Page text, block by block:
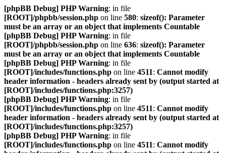
[phpBB Debug] PHP Warning: in file
[ROOT]/phpbb/session.php on line 580: sizeof(): Parameter
must be an array or an object that implements Countable
[phpBB Debug] PHP Warning: in file
[ROOT]/phpbb/session.php on line 636: sizeof(): Parameter
must be an array or an object that implements Countable
[phpBB Debug] PHP Warning: in file
[ROOT]/includes/functions.php on line 4511: Cannot modify
header information - headers already sent by (output started at
[ROOT]/includes/functions.php:3257)
[phpBB Debug] PHP Warning: in file
[ROOT]/includes/functions.php on line 4511: Cannot modify
header information - headers already sent by (output started at
[ROOT]/includes/functions.php:3257)
[phpBB Debug] PHP Warning: in file
[ROOT]/includes/functions.php on line 4511: Cannot modify